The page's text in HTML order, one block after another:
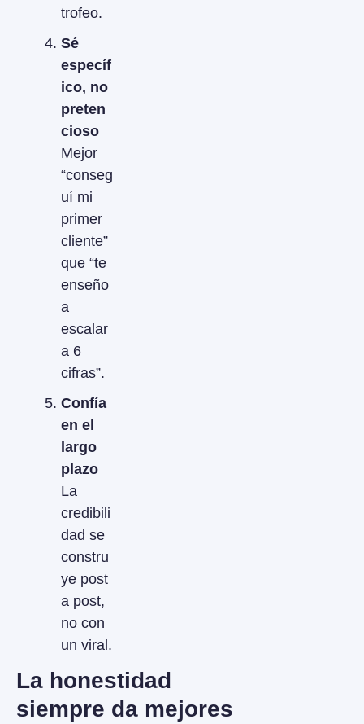
trofeo.
Sé
específ
ico, no
preten
cioso
Mejor
“conseg
uí mi
primer
cliente”
que “te
enseño
a
escalar
a 6
cifras”.
Confía
en el
largo
plazo
La
credibili
dad se
constru
ye post
a post,
no con
un viral.
La honestidad
siempre da mejores